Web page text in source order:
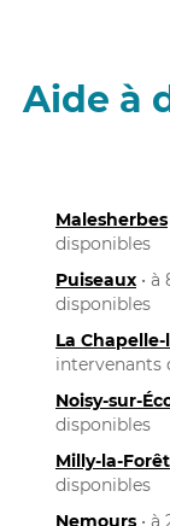
Aide à
Malesherbes
disponibles
Puiseaux •
disponibles
La
intervenants
Noisy-sur-
disponibles
Milly-la-Forêt
disponibles
Nemours •